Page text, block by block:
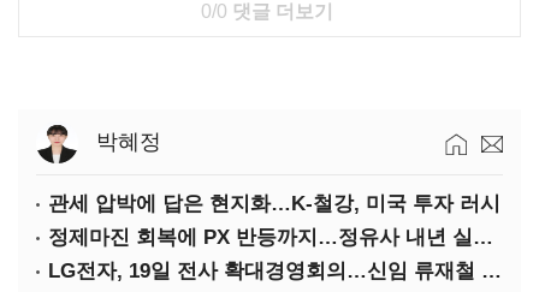
0/0 댓글 더보기
박혜정
관세 압박에 답은 현지화…K-철강, 미국 투자 러시
정제마진 회복에 PX 반등까지…정유사 내년 실적 기대
LG전자, 19일 전사 확대경영회의…신임 류재철 사장 주관